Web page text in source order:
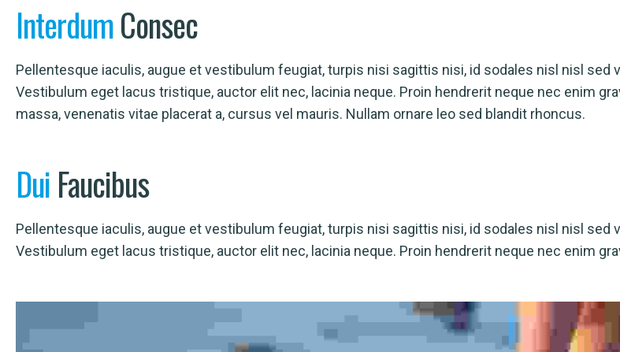
InterdumConsec
Pellentesque iaculis, augue et vestibulum feugiat, turpis nisi sagittis nisi, id sodales nisl nisl
Vestibulum eget lacus tristique, auctor elit nec, lacinia neque. Proin hendrerit neque nec enim
massa, venenatis vitae placerat a, cursus vel mauris. Nullam ornare leo sed blandit rhoncus.
Dui Faucibus
Pellentesque iaculis, augue et vestibulum feugiat, turpis nisi sagittis nisi, id sodales nisl nisl
Vestibulum eget lacus tristique, auctor elit nec, lacinia neque. Proin hendrerit neque nec enim